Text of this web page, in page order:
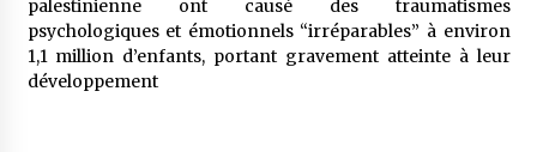
Tradition orale/ D’où viennent les contes et à
quoi servent-ils?
palestinienne ont causé des traumatismes
psychologiques et émotionnels “irréparables” à environ
1,1 million d’enfants, portant gravement atteinte à leur
développement